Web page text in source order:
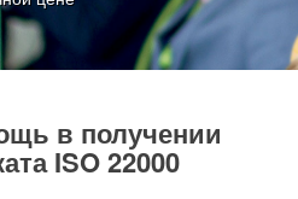
в получении
ISO 22000